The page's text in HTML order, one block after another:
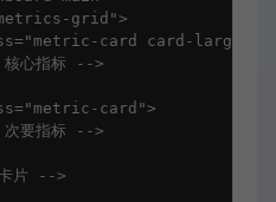
grid">
card card-large">
心指标 -->
card">
要指标 -->
片 -->